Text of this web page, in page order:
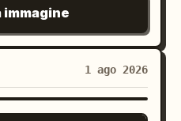
un'area
parte superiore e
la didascalia
sottili divisori neri
generale: stile film
immagine
1 ago 2026
GPT IMAGE 2